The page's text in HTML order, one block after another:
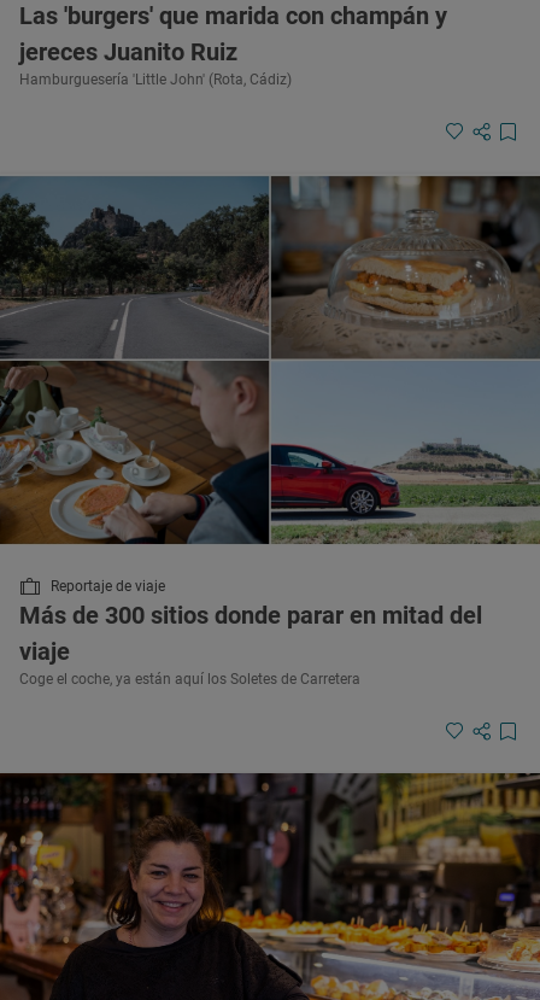
Las 'burgers' que marida con champán y
jereces Juanito Ruiz
Hamburguesería 'Little John' (Rota, Cádiz)
Reportaje de viaje
Más de 300 sitios donde parar en mitad del
viaje
Coge el coche, ya están aquí los Soletes de Carretera